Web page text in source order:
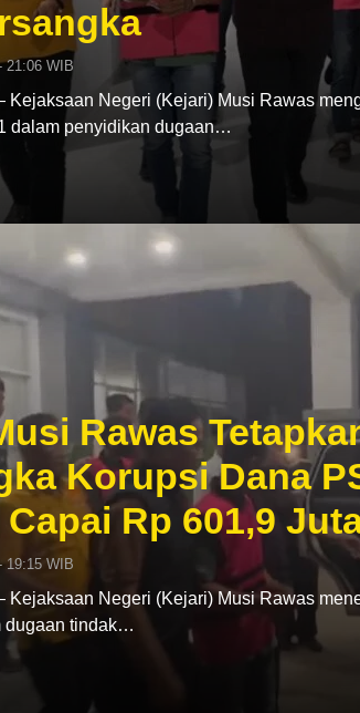
21:06 WIB
Kejaksaan Negeri (Kejari) Musi Rawas
dalam penyidikan dugaan…
Rawas
Korupsi Dana
Rp 601,9
19:15 WIB
Kejaksaan Negeri (Kejari) Musi Rawas
dugaan tindak…